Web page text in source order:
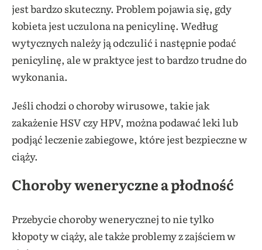
jest bardzo skuteczny. Problem pojawia się, gdy
kobieta jest uczulona na penicylinę. Według
wytycznych należy ją odczulić i następnie podać
penicylinę, ale w praktyce jest to bardzo trudne do
wykonania.
Jeśli chodzi o choroby wirusowe, takie jak
zakażenie HSV czy HPV, można podawać leki lub
podjąć leczenie zabiegowe, które jest bezpieczne w
ciąży.
Choroby weneryczne a płodność
Przebycie choroby wenerycznej to nie tylko
kłopoty w ciąży, ale także problemy z zajściem w